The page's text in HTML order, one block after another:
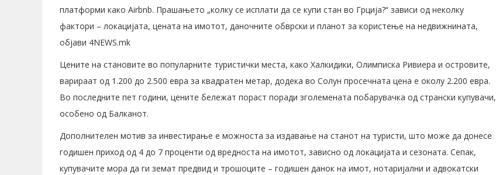
платформи како Airbnb. Прашањето „колку се исплати да се купи стан во Грција?“ зависи од неколку
фактори – локацијата, цената на имотот, даночните обврски и планот за користење на недвижнината,
објави 4NEWS.mk
Цените на становите во популарните туристички места, како Халкидики, Олимписка Ривиера и островите,
варираат од 1.200 до 2.500 евра за квадратен метар, додека во Солун просечната цена е околу 2.200 евра.
Во последните пет години, цените бележат пораст поради зголемената побарувачка од странски купувачи,
особено од Балканот.
Дополнителен мотив за инвестирање е можноста за издавање на станот на туристи, што може да донесе
годишен приход од 4 до 7 проценти од вредноста на имотот, зависно од локацијата и сезоната. Сепак,
купувачите мора да ги земат предвид и трошоците – годишен данок на имот, нотаријални и адвокатски